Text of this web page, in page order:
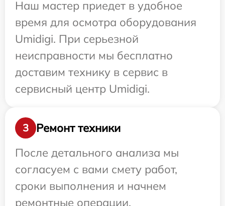
Наш мастер приедет в удобное
время для осмотра оборудования
Umidigi. При серьезной
неисправности мы бесплатно
доставим технику в сервис в
сервисный центр Umidigi.
3
Ремонт техники
После детального анализа мы
согласуем с вами смету работ,
сроки выполнения и начнем
ремонтные операции.